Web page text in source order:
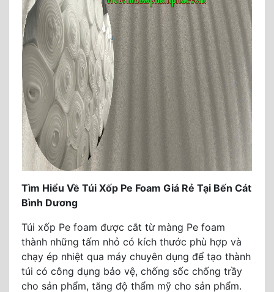
Tìm Hiểu Về Túi Xốp Pe Foam Giá Rẻ Tại Bến Cát
Bình Dương
Túi xốp Pe foam được cắt từ màng Pe foam
thành những tấm nhỏ có kích thước phù hợp và
chạy ép nhiệt qua máy chuyên dụng để tạo thành
túi có công dụng bảo vệ, chống sốc chống trầy
cho sản phẩm, tăng độ thẩm mỹ cho sản phẩm.